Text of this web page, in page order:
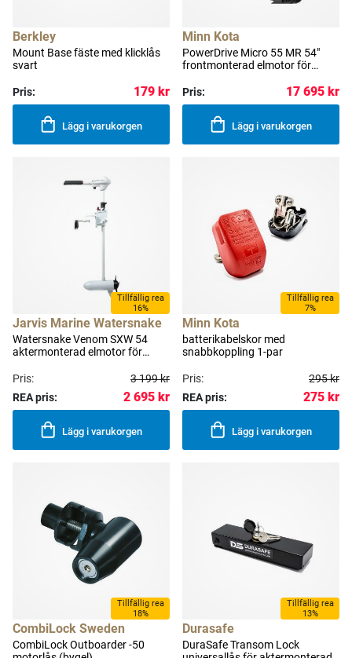
Berkley
Mount Base fäste med klicklås
svart
Pris: 179 kr
Lägg i varukorgen
Minn Kota
PowerDrive Micro 55 MR 54"
frontmonterad elmotor för
Pris:
17 695 kr
Lägg i varukorgen
Tillfällig rea
16%
Jarvis Marine Watersnake
Watersnake Venom SXW 54
aktermonterad elmotor för
cm
Pris:
3 199 kr
REA pris:
2 695 kr
Lägg i varukorgen
Tillfällig rea
7%
Minn Kota
batterikabelskor med
snabbkoppling 1-par
Pris:
295 kr
REA pris:
275 kr
Lägg i varukorgen
Tillfällig rea
18%
CombiLock Sweden
CombiLock Outboarder -50
Tillfällig rea
13%
Durasafe
DuraSafe Transom Lock